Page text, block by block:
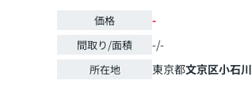
価格 -
間取り/面積 -/-
所在地 東京都文京区小石川